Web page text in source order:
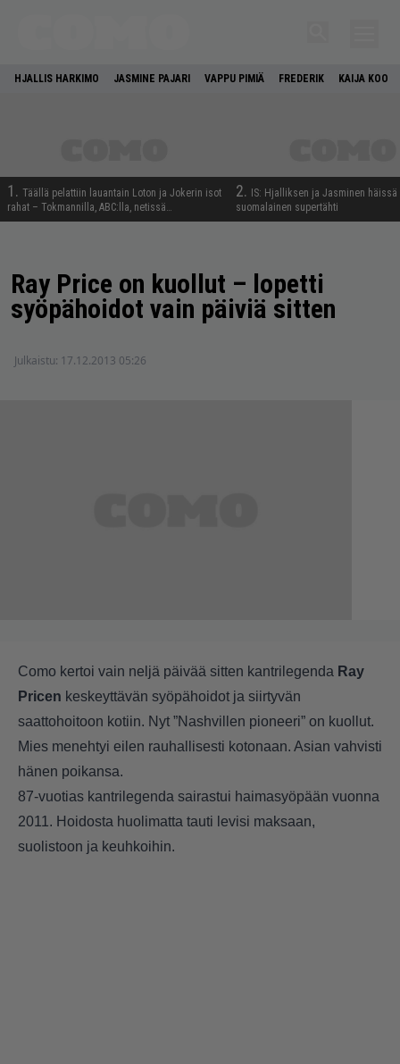
HJALLIS HARKIMO JASMINE PAJARI VAPPU PIMIÄ FREDERIK KAIJA KOO
1. Täällä pelattiin lauantain Loton ja Jokerin isot
rahat – Tokmannilla, ABC:lla, netissä…
2.
IS: Hjalliksen ja Jasminen häissä
suomalainen supertähti
Ray Price on kuollut – lopetti
syöpähoidot vain päiviä sitten
Julkaistu: 17.12.2013 05:26
Como kertoi vain neljä päivää sitten kantrilegenda Ray
Pricen keskeyttävän syöpähoidot ja siirtyvän
saattohoitoon kotiin. Nyt ”Nashvillen pioneeri” on kuollut.
Mies menehtyi eilen rauhallisesti kotonaan. Asian vahvisti
hänen poikansa.
87-vuotias kantrilegenda sairastui haimasyöpään vuonna
2011. Hoidosta huolimatta tauti levisi maksaan,
suolistoon ja keuhkoihin.